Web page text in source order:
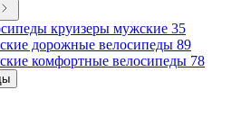
круизеры мужские 35
дорожные велосипеды 89
комфортные велосипеды 78